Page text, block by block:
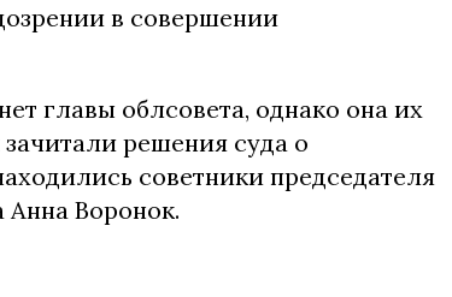
в совершении
главы облсовета, однако она их
решения суда о
советники председателя
Анна Воронок.